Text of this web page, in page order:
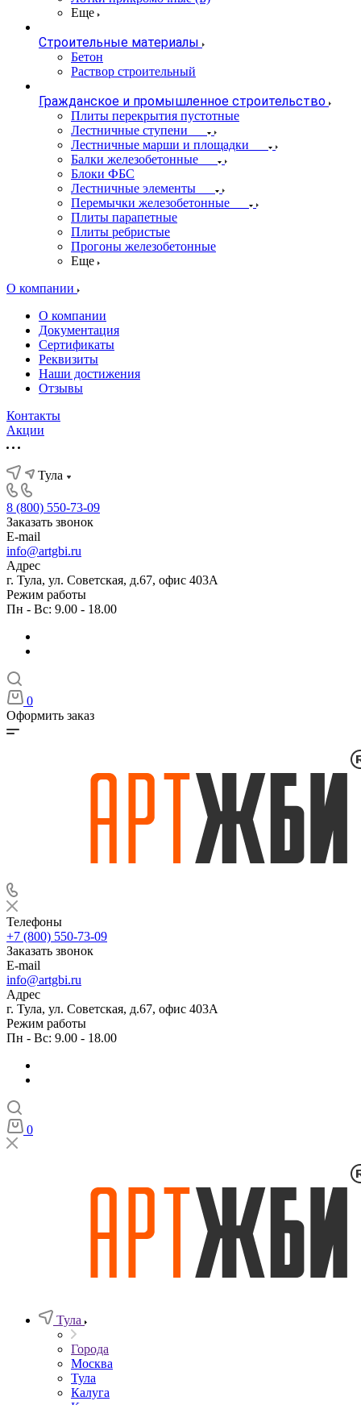
Еще
Строительные материалы
Бетон
Раствор строительный
Гражданское и промышленное строительство
Плиты перекрытия пустотные
Лестничные ступени
Лестничные марши и площадки
Балки железобетонные
Блоки ФБС
Лестничные элементы
Перемычки железобетонные
Плиты парапетные
Плиты ребристые
Прогоны железобетонные
Еще
О компании
О компании
Документация
Сертификаты
Реквизиты
Наши достижения
Отзывы
Контакты
Акции
Тула
8 (800) 550-73-09
Заказать звонок
E-mail
info@artgbi.ru
Адрес
г. Тула, ул. Советская, д.67, офис 403А
Режим работы
Пн - Вс: 9.00 - 18.00
0
Оформить заказ
Телефоны
+7 (800) 550-73-09
Заказать звонок
E-mail
info@artgbi.ru
Адрес
г. Тула, ул. Советская, д.67, офис 403А
Режим работы
Пн - Вс: 9.00 - 18.00
0
Тула
Города
Москва
Тула
Калуга